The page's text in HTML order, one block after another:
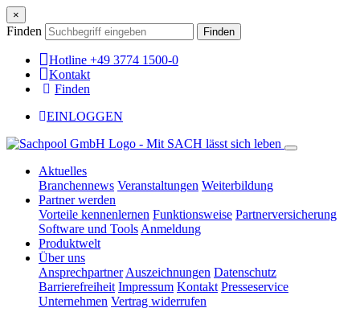
×
Finden Finden
Hotline +49 3774 1500-0
Kontakt
Finden
EINLOGGEN
Aktuelles
Branchennews Veranstaltungen Weiterbildung
Partner werden
Vorteile kennenlernen Funktionsweise Partnerversicherung
Software und Tools Anmeldung
Produktwelt
Über uns
Ansprechpartner Auszeichnungen Datenschutz
Barrierefreiheit Impressum Kontakt Presseservice
Unternehmen Vertrag widerrufen